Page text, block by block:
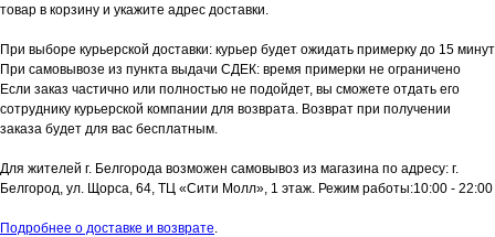
товар в корзину и укажите адрес доставки.
При выборе курьерской доставки: курьер будет ожидать примерку до 15 минут
При самовывозе из пункта выдачи СДЕК: время примерки не ограничено
Если заказ частично или полностью не подойдет, вы сможете отдать его
сотруднику курьерской компании для возврата. Возврат при получении
заказа будет для вас бесплатным.
Для жителей г. Белгорода возможен самовывоз из магазина по адресу: г.
Белгород, ул. Щорса, 64, ТЦ «Сити Молл», 1 этаж. Режим работы:10:00 - 22:00
Подробнее о доставке и возврате